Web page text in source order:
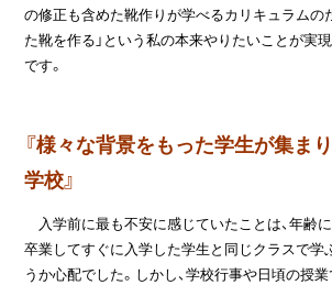
の修正も含めた靴作りが学べるカリキュラムの
た靴を作る」という私の本来やりたいことが実
です。
『様々な背景をもった学生が集ま
学校』
入学前に最も不安に感じていたことは、年齢
卒業してすぐに入学した学生と同じクラスで学
うか心配でした。しかし、学校行事や日頃の授